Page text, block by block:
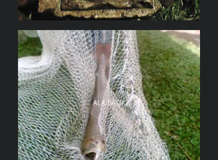
ALA BALIK